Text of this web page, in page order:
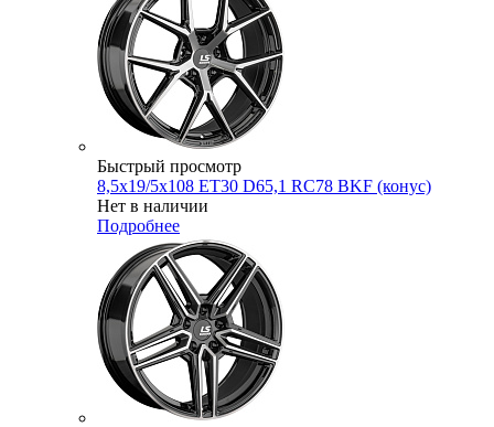
Быстрый просмотр
8,5x19/5x108 ET30 D65,1 RC78 BKF (конус)
Нет в наличии
Подробнее